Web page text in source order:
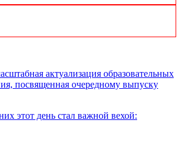
актуализация образовательных
посвященная очередному выпуску
этот день стал важной вехой: